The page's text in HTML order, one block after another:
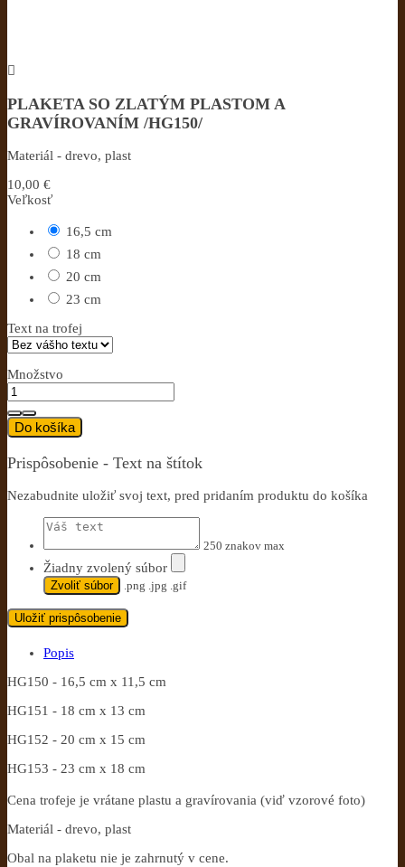

PLAKETA SO ZLATÝM PLASTOM A
GRAVÍROVANÍM /HG150/
Materiál - drevo, plast
10,00 €
Veľkosť
16,5 cm
18 cm
20 cm
23 cm
Text na trofej
Množstvo
Do košíka
Prispôsobenie - Text na štítok
Nezabudnite uložiť svoj text, pred pridaním produktu do košíka
250 znakov max
Žiadny zvolený súbor
Zvoliť súbor .png .jpg .gif
Uložiť prispôsobenie
Popis
HG150 - 16,5 cm x 11,5 cm
HG151 - 18 cm x 13 cm
HG152 - 20 cm x 15 cm
HG153 - 23 cm x 18 cm
Cena trofeje je vrátane plastu a gravírovania (viď vzorové foto)
Materiál - drevo, plast
Obal na plaketu nie je zahrnutý v cene.